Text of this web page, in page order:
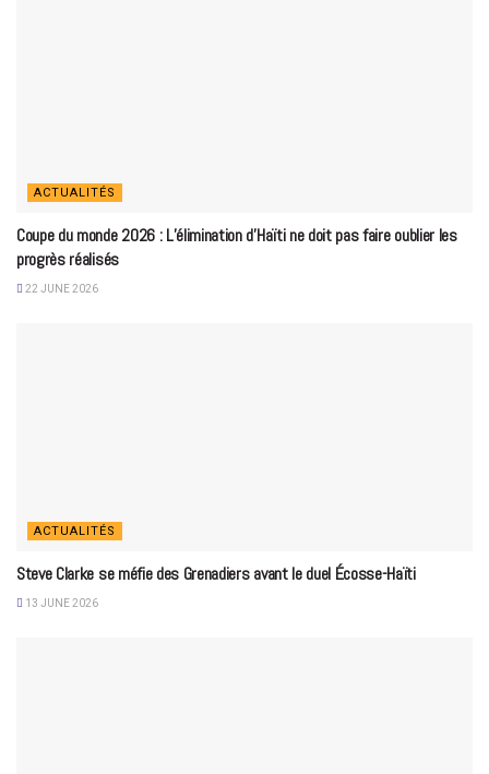
ACTUALITÉS
Coupe du monde 2026 : L’élimination d’Haïti ne doit pas faire oublier les
progrès réalisés
22 JUNE 2026
ACTUALITÉS
Steve Clarke se méfie des Grenadiers avant le duel Écosse-Haïti
13 JUNE 2026